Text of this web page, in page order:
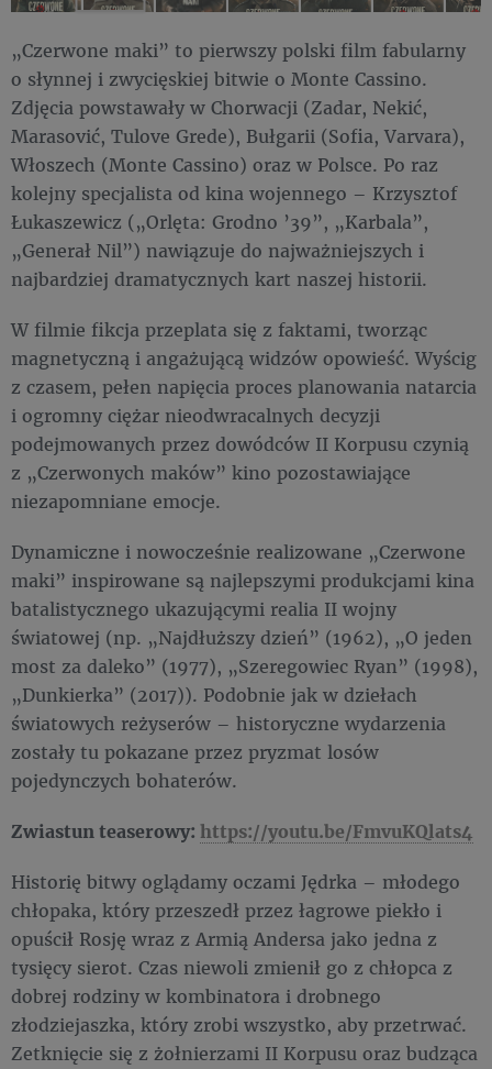
„Czerwone maki” to pierwszy polski film fabularny
o słynnej i zwycięskiej bitwie o Monte Cassino.
Zdjęcia powstawały w Chorwacji (Zadar, Nekić,
Marasović, Tulove Grede), Bułgarii (Sofia, Varvara),
Włoszech (Monte Cassino) oraz w Polsce. Po raz
kolejny specjalista od kina wojennego – Krzysztof
Łukaszewicz („Orlęta: Grodno ’39”, „Karbala”,
„Generał Nil”) nawiązuje do najważniejszych i
najbardziej dramatycznych kart naszej historii.
W filmie fikcja przeplata się z faktami, tworząc
magnetyczną i angażującą widzów opowieść. Wyścig
z czasem, pełen napięcia proces planowania natarcia
i ogromny ciężar nieodwracalnych decyzji
podejmowanych przez dowódców II Korpusu czynią
z „Czerwonych maków” kino pozostawiające
niezapomniane emocje.
Dynamiczne i nowocześnie realizowane „Czerwone
maki” inspirowane są najlepszymi produkcjami kina
batalistycznego ukazującymi realia II wojny
światowej (np. „Najdłuższy dzień” (1962), „O jeden
most za daleko” (1977), „Szeregowiec Ryan” (1998),
„Dunkierka” (2017)). Podobnie jak w dziełach
światowych reżyserów – historyczne wydarzenia
zostały tu pokazane przez pryzmat losów
pojedynczych bohaterów.
Zwiastun teaserowy: https://youtu.be/FmvuKQlats4
Historię bitwy oglądamy oczami Jędrka – młodego
chłopaka, który przeszedł przez łagrowe piekło i
opuścił Rosję wraz z Armią Andersa jako jedna z
tysięcy sierot. Czas niewoli zmienił go z chłopca z
dobrej rodziny w kombinatora i drobnego
złodziejaszka, który zrobi wszystko, aby przetrwać.
Zetknięcie się z żołnierzami II Korpusu oraz budząca